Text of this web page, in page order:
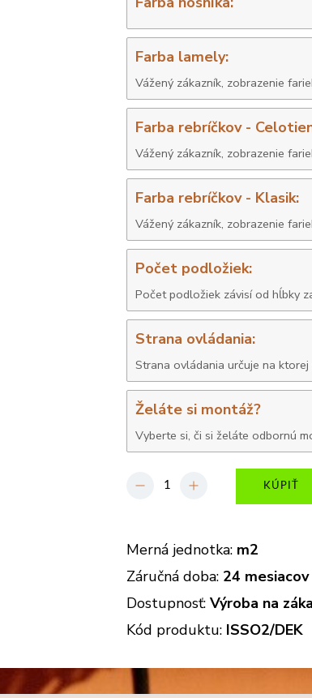
Farba lamely:
Farba rebríčkov -
Farba rebríčkov - Klasik:
Počet podložiek:
Počet podložiek závisí od hĺbky
Strana ovládania:
Strana ovládania určuje na
Želáte si montáž?
Vyberte si, či si želáte odbornú
- + KÚPIŤ
Merná jednotka: m2
Záručná doba: 24 mesiacov
Dostupnosť: Výroba na
Kód produktu: ISSO2/DEK